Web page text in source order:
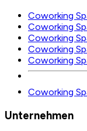
Coworking
Coworking
Coworking
Coworking
Coworking
Coworking
Unternehmen